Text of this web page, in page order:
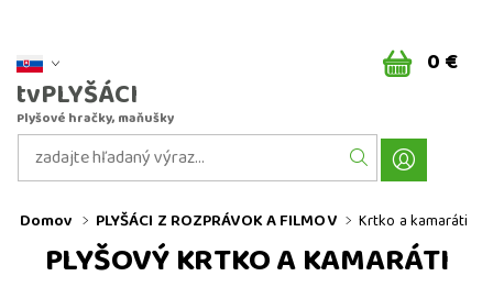
tvPLYŠÁCI
Plyšové hračky, maňušky
0 €
Domov PLYŠÁCI Z ROZPRÁVOK A FILMOV Krtko a kamaráti
PLYŠOVÝ KRTKO A KAMARÁTI